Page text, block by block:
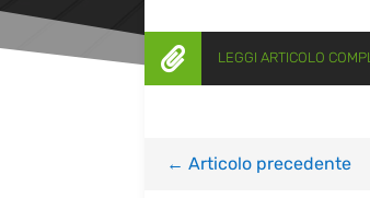
 LEGGI ARTICOLO
← Articolo precedente